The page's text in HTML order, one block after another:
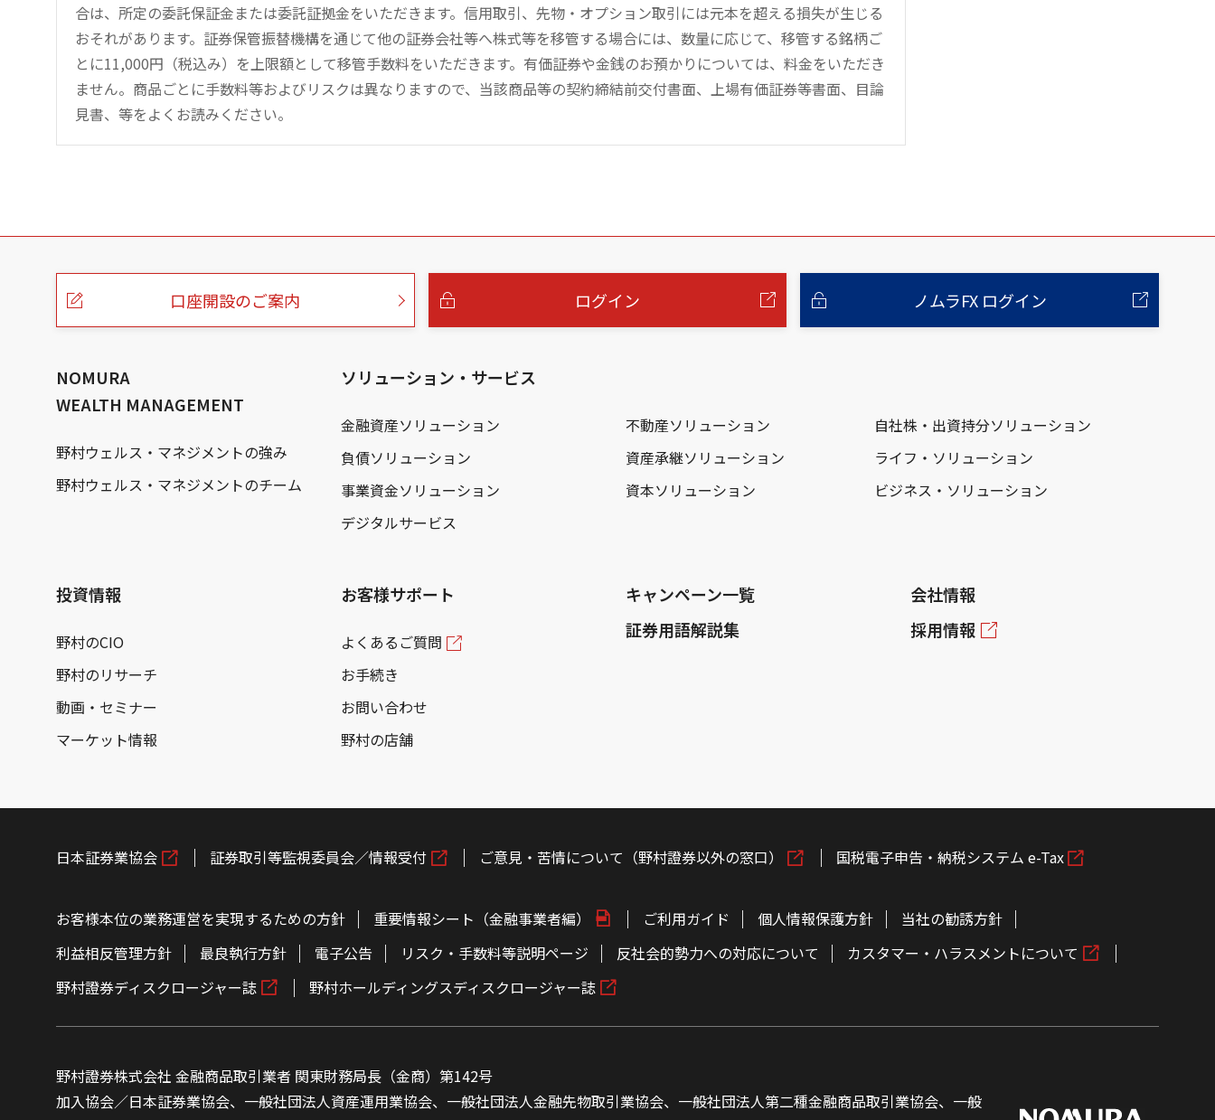
合は、所定の委託保証金または委託証拠金をいただきます。信用取引、先物・オプション取引には元本を超える損失が生じる
おそれがあります。証券保管振替機構を通じて他の証券会社等へ株式等を移管する場合には、数量に応じて、移管する銘柄ご
とに11,000円（税込み）を上限額として移管手数料をいただきます。有価証券や金銭のお預かりについては、料金をいただき
ません。商品ごとに手数料等およびリスクは異なりますので、当該商品等の契約締結前交付書面、上場有価証券等書面、目論
見書、等をよくお読みください。
こ
口座開設のご案内 ログイン ノムラFX ログイン
NOMURA
WEALTH MANAGEMENT
野村ウェルス・マネジメントの強み
野村ウェルス・マネジメントのチーム
ソリューション・サービス
金融資産ソリューション 不動産ソリューション
自社株・出資持分ソリューション
負債ソリューション
資産承継ソリューション
ライフ・ソリューション
事業資金ソリューション
資本ソリューション
ビジネス・ソリューション
デジタルサービス
投資情報
野村のCIO
野村のリサーチ
動画・セミナー
マーケット情報
お客様サポート
よくあるご質問
お手続き
お問い合わせ
野村の店舗
キャンペーン一覧
証券用語解説集
会社情報
採用情報
日本証券業協会 証券取引等監視委員会／情報受付 ご意見・苦情について（野村證券以外の窓口） 国税電子申告・納税システム e-Tax
お客様本位の業務運営を実現するための方針 重要情報シート（金融事業者編） ご利用ガイド 個人情報保護方針
当社の勧誘方針
利益相反管理方針
最良執行方針 電子公告 リスク・手数料等説明ページ 反社会的勢力への対応について
カスタマー・ハラスメントについて
野村證券ディスクロージャー誌
野村ホールディングスディスクロージャー誌
野村證券株式会社 金融商品取引業者 関東財務局長（金商）第142号
加入協会／日本証券業協会、一般社団法人資産運用業協会、一般社団法人金融先物取引業協会、一般社団法人第二種金融商品取引業協会、一般